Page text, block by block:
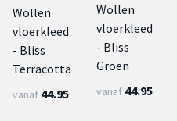
Wollen
vloerkleed
- Bliss
Terracotta
vanaf 44.95
Wollen
vloerkleed
- Bliss
Groen
vanaf 44.95